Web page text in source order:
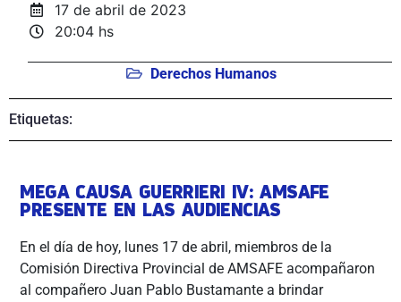
17 de abril de 2023
20:04 hs
Derechos Humanos
Etiquetas:
MEGA CAUSA GUERRIERI IV: AMSAFE
PRESENTE EN LAS AUDIENCIAS
En el día de hoy, lunes 17 de abril, miembros de la
Comisión Directiva Provincial de AMSAFE acompañaron
al compañero Juan Pablo Bustamante a brindar